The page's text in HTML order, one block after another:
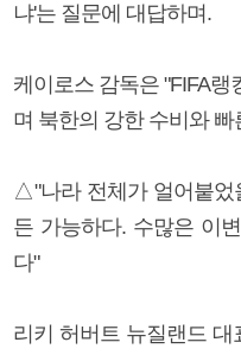
냐'는 질문에 대답하며.
케이로스 감독은 "FIFA
며 북한의 강한 수비와
△"나라 전체가 얼어붙었
든 가능하다. 수많은 이
다"
리키 허버트 뉴질랜드